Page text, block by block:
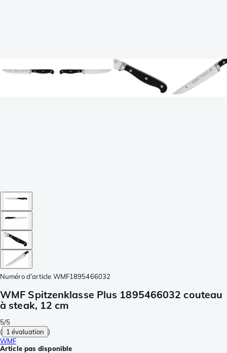
Numéro d'article WMF1895466032
WMF Spitzenklasse Plus 1895466032 couteau
à steak, 12 cm
5/5
( 1 évaluation )
WMF
Article pas disponible